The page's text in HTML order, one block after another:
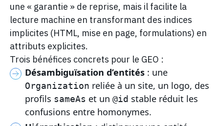
une « garantie » de reprise, mais il facilite la
lecture machine en transformant des indices
implicites (HTML, mise en page, formulations) en
attributs explicites.
Trois bénéfices concrets pour le GEO :
Désambiguïsation d’entités : une
Organization reliée à un site, un logo, des
profils sameAs et un@id stable réduit les
confusions entre homonymes.